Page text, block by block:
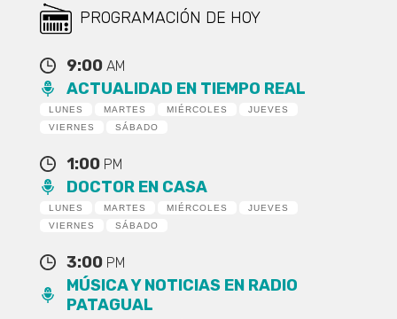
PROGRAMACIÓN DE HOY
9:00 AM
ACTUALIDAD EN TIEMPO REAL
LUNES MARTES MIÉRCOLES
JUEVES
VIERNES
SÁBADO
1:00 PM
DOCTOR EN CASA
LUNES MARTES MIÉRCOLES
JUEVES
VIERNES
SÁBADO
3:00 PM
MÚSICA Y NOTICIAS EN RADIO
PATAGUAL